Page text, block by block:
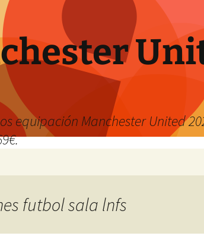
equipación Manchester United
futbol sala lnfs